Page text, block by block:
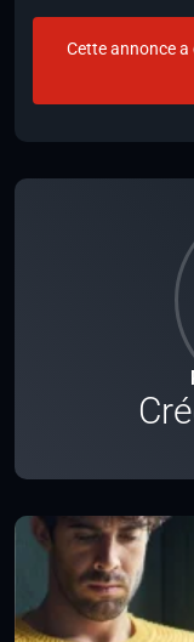
Cette annonce